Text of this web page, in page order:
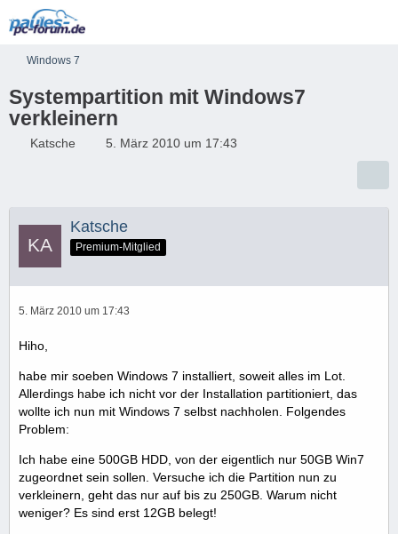
Windows 7
Systempartition mit Windows7
verkleinern
Katsche 5. März 2010 um 17:43
Katsche
Premium-Mitglied
5. März 2010 um 17:43
Hiho,
habe mir soeben Windows 7 installiert, soweit alles im Lot.
Allerdings habe ich nicht vor der Installation partitioniert, das
wollte ich nun mit Windows 7 selbst nachholen. Folgendes
Problem:
Ich habe eine 500GB HDD, von der eigentlich nur 50GB Win7
zugeordnet sein sollen. Versuche ich die Partition nun zu
verkleinern, geht das nur auf bis zu 250GB. Warum nicht
weniger? Es sind erst 12GB belegt!